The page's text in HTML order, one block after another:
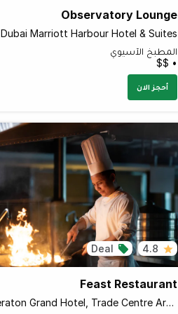
Observatory Lounge
Dubai Marriott Harbour Hotel & Suites
المطبخ الآسيوي
• $$
أحجز الان
4.8
Deal
Feast Restaurant
Sheraton Grand Hotel, Trade Centre Area